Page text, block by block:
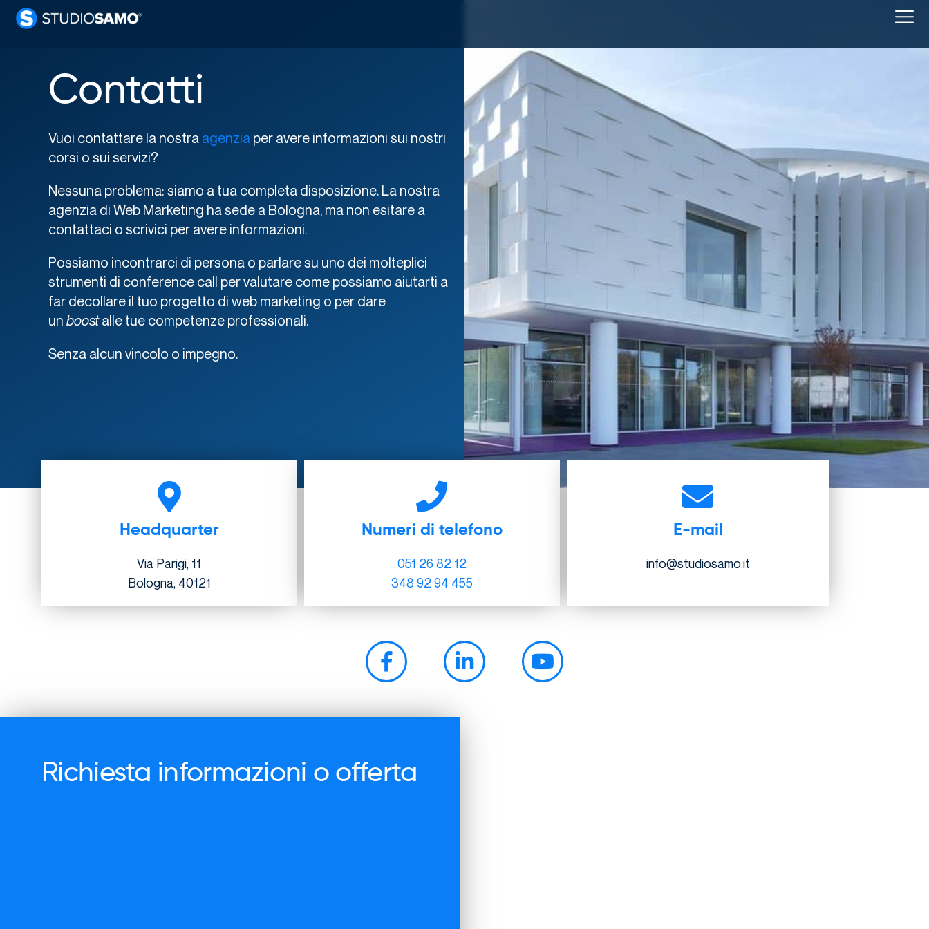
Contatti
Vuoi contattare la nostra agenzia per avere informazioni sui nostri
corsi o sui servizi?
Nessuna problema: siamo a tua completa disposizione. La nostra
agenzia di Web Marketing ha sede a Bologna, ma non esitare a
contattaci o scrivici per avere informazioni.
Possiamo incontrarci di persona o parlare su uno dei molteplici
strumenti di conference call per valutare come possiamo aiutarti a
far decollare il tuo progetto di web marketing o per dare
un boostalle tue competenze professionali.
Senza alcun vincolo o impegno.
Headquarter
Via Parigi, 11
Bologna, 40121
Numeri di telefono
051 26 82 12
348 92 94 455
E-mail
info@studiosamo.it
Richiesta informazioni o offerta